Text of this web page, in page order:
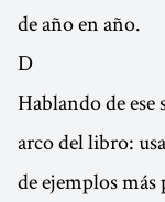
de año en año.
D
Hablando de
arco del libro:
de ejemplos más